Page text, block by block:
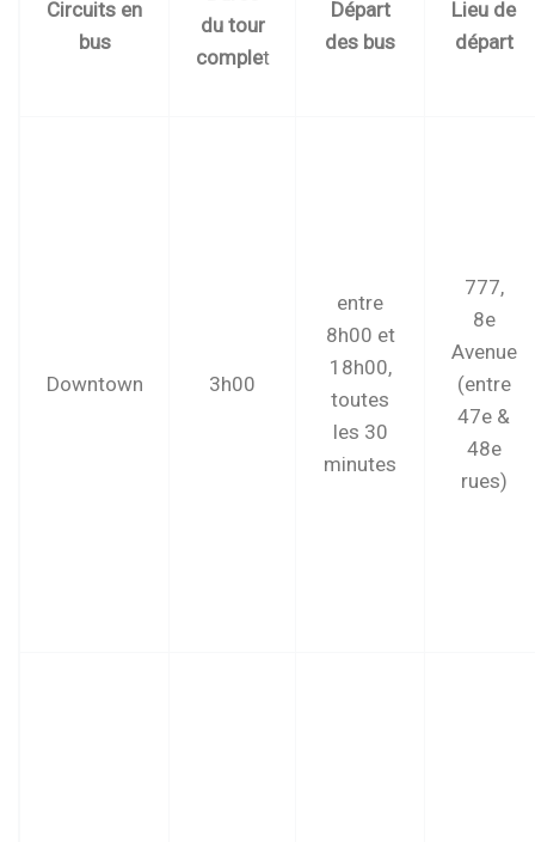
Circuits en
bus
du tour
complet
Départ
des bus
Lieu de
départ
Downtown 3h00
entre
8h00 et
18h00,
toutes
les 30
minutes
777,
8e
Avenue
(entre
47e &
48e
rues)